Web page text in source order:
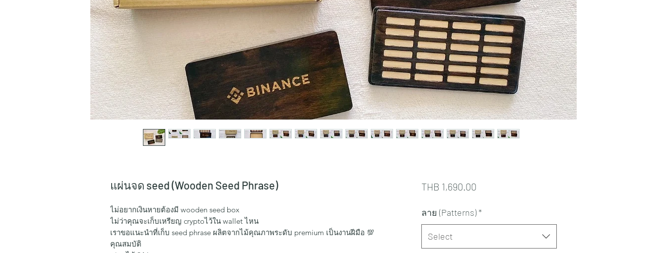
แผ่นจด seed (Wooden Seed Phrase)
ไม่อยากเงินหายต้องมี wooden seed box
ไม่ว่าคุณจะเก็บเหรียญ cryptoไว้ใน wallet ไหน
เราขอแนะนำที่เก็บ seed phrase ผลิตจากไม้คุณภาพระดับ premium เป็นงานฝีมือ 💯
คุณสมบัติ
THB 1,690.00Price
ลาย (Patterns)*
Select